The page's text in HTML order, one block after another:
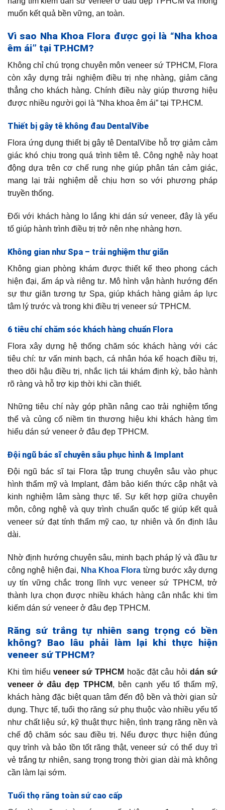
muốn kết quả bền vững, an toàn.
Vì sao Nha Khoa Flora được gọi là “Nha khoa
êm ái” tại TP.HCM?
Không chỉ chú trọng chuyên môn veneer sứ TPHCM, Flora
còn xây dựng trải nghiệm điều trị nhẹ nhàng, giảm căng
thẳng cho khách hàng. Chính điều này giúp thương hiệu
được nhiều người gọi là “Nha khoa êm ái” tại TP.HCM.
Thiết bị gây tê không đau DentalVibe
Flora ứng dụng thiết bị gây tê DentalVibe hỗ trợ giảm cảm
giác khó chịu trong quá trình tiêm tê. Công nghệ này hoạt
động dựa trên cơ chế rung nhẹ giúp phân tán cảm giác,
mang lại trải nghiệm dễ chịu hơn so với phương pháp
truyền thống.
Đối với khách hàng lo lắng khi dán sứ veneer, đây là yếu
tố giúp hành trình điều trị trở nên nhẹ nhàng hơn.
Không gian như Spa – trải nghiệm thư giãn
Không gian phòng khám được thiết kế theo phong cách
hiện đại, ấm áp và riêng tư. Mô hình vận hành hướng đến
sự thư giãn tương tự Spa, giúp khách hàng giảm áp lực
tâm lý trước và trong khi điều trị veneer sứ TPHCM.
6 tiêu chí chăm sóc khách hàng chuẩn Flora
Flora xây dựng hệ thống chăm sóc khách hàng với các
tiêu chí: tư vấn minh bạch, cá nhân hóa kế hoạch điều trị,
theo dõi hậu điều trị, nhắc lịch tái khám định kỳ, bảo hành
rõ ràng và hỗ trợ kịp thời khi cần thiết.
Những tiêu chí này góp phần nâng cao trải nghiệm tổng
thể và củng cố niềm tin thương hiệu khi khách hàng tìm
hiểu dán sứ veneer ở đâu đẹp TPHCM.
Đội ngũ bác sĩ chuyên sâu phục hình & Implant
Đội ngũ bác sĩ tại Flora tập trung chuyên sâu vào phục
hình thẩm mỹ và Implant, đảm bảo kiến thức cập nhật và
kinh nghiệm lâm sàng thực tế. Sự kết hợp giữa chuyên
môn, công nghệ và quy trình chuẩn quốc tế giúp kết quả
veneer sứ đạt tính thẩm mỹ cao, tự nhiên và ổn định lâu
dài.
Nhờ định hướng chuyên sâu, minh bạch pháp lý và đầu tư
công nghệ hiện đại, Nha Khoa Flora từng bước xây dựng
uy tín vững chắc trong lĩnh vực veneer sứ TPHCM, trở
thành lựa chọn được nhiều khách hàng cân nhắc khi tìm
kiếm dán sứ veneer ở đâu đẹp TPHCM.
Răng sứ trắng tự nhiên sang trọng có bền
không? Bao lâu phải làm lại khi thực hiện
veneer sứ TPHCM?
Khi tìm hiểuveneer sứ TPHCM hoặc đặt câu hỏi dán sứ
veneer ở đâu đẹp TPHCM, bên cạnh yếu tố thẩm mỹ,
khách hàng đặc biệt quan tâm đến độ bền và thời gian sử
dụng. Thực tế, tuổi thọ răng sứ phụ thuộc vào nhiều yếu tố
như chất liệu sứ, kỹ thuật thực hiện, tình trạng răng nền và
chế độ chăm sóc sau điều trị. Nếu được thực hiện đúng
quy trình và bảo tồn tốt răng thật, veneer sứ có thể duy trì
vẻ trắng tự nhiên, sang trọng trong thời gian dài mà không
cần làm lại sớm.
Tuổi thọ răng toàn sứ cao cấp